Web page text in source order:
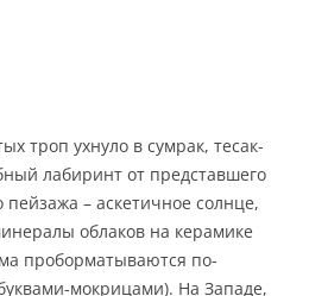
троп ухнуло в сумрак, тесак-
лабиринт от представшего
– аскетичное солнце,
облаков на керамике
проборматываются по-
мокрицами). На Западе,